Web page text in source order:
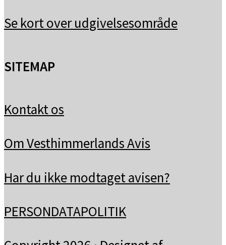
Se kort over udgivelsesområde
SITEMAP
Kontakt os
Om Vesthimmerlands Avis
Har du ikke modtaget avisen?
PERSONDATAPOLITIK